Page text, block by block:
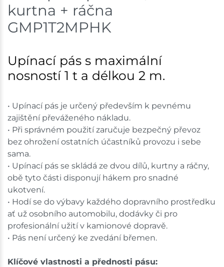
Mohelnice
Nové Město
Velká Bíteš
Skladem na prodejně - doručení do 7 dnů
5 ks
Skladové množství na prodejnách je pouze orientační.
Ceny na prodejnách se mohou lišit od cen na e-
shopu.
kurtna + ráčna
GMP1T2MPHK
Upínací pás s maximální
nosností 1 t a délkou 2 m.
• Upínací pás je určený především k pevnému
zajištění převáženého nákladu.
• Při správném použití zaručuje bezpečný převoz
bez ohrožení ostatních účastníků provozu i sebe
sama.
• Upínací pás se skládá ze dvou dílů, kurtny a ráčny,
obě tyto části disponují hákem pro snadné
ukotvení.
• Hodí se do výbavy každého dopravního prostředku
ať už osobního automobilu, dodávky či pro
profesionální užití v kamionové dopravě.
• Pás není určený ke zvedání břemen.
Klíčové vlastnosti a přednosti pásu: